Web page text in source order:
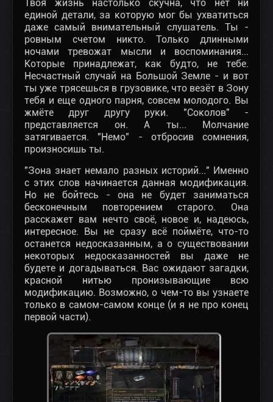
Твоя жизнь настолько скучна, что нет ни
единой детали, за которую мог бы ухватиться
даже самый внимательный слушатель. Ты -
ровным счетом никто. Только длинными
ночами тревожат мысли и воспоминания...
Которые принадлежат, как будто, не тебе.
Несчастный случай на Большой Земле - и вот
ты уже трясешься в грузовике, что везёт в Зону
тебя и еще одного парня, совсем молодого. Вы
жмёте друг другу руки. "Соколов" -
представляется он. А ты... Молчание
затягивается. "Немо" - отбросив сомнения,
произносишь ты.
"Зона знает немало разных историй..." Именно
с этих слов начинается данная модификация.
Но не бойтесь - она не будет заниматься
бесконечным повторением старого. Она
расскажет вам нечто своё, новое и, надеюсь,
интересное. Вы не сразу всё поймёте, что-то
останется недосказанным, а о существовании
некоторых недосказанностей вы даже не
будете и догадываться. Вас ожидают загадки,
красной нитью пронизывающие всю
модификацию. Возможно, о чем-то вы узнаете
только в самом-самом конце (и я не про конец
первой части).